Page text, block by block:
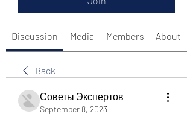
Discussion Media Members About
Back
Советы Экспертов
September 8, 2023